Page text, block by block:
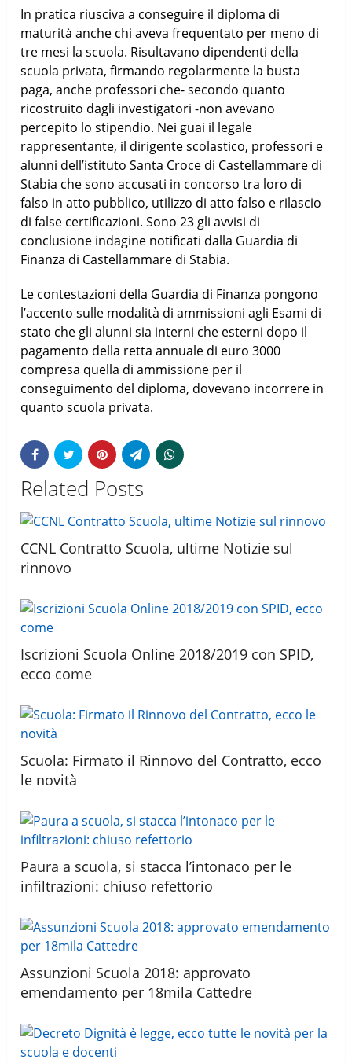
In pratica riusciva a conseguire il diploma di
maturità anche chi aveva frequentato per meno di
tre mesi la scuola. Risultavano dipendenti della
scuola privata, firmando regolarmente la busta
paga, anche professori che- secondo quanto
ricostruito dagli investigatori -non avevano
percepito lo stipendio. Nei guai il legale
rappresentante, il dirigente scolastico, professori e
alunni dell’istituto Santa Croce di Castellammare di
Stabia che sono accusati in concorso tra loro di
falso in atto pubblico, utilizzo di atto falso e rilascio
di false certificazioni. Sono 23 gli avvisi di
conclusione indagine notificati dalla Guardia di
Finanza di Castellammare di Stabia.
Le contestazioni della Guardia di Finanza pongono
l’accento sulle modalità di ammissioni agli Esami di
stato che gli alunni sia interni che esterni dopo il
pagamento della retta annuale di euro 3000
compresa quella di ammissione per il
conseguimento del diploma, dovevano incorrere in
quanto scuola privata.
Related Posts
CCNL Contratto Scuola, ultime Notizie sul
rinnovo
Iscrizioni Scuola Online 2018/2019 con SPID,
ecco come
Scuola: Firmato il Rinnovo del Contratto, ecco
le novità
Paura a scuola, si stacca l’intonaco per le
infiltrazioni: chiuso refettorio
Assunzioni Scuola 2018: approvato
emendamento per 18mila Cattedre